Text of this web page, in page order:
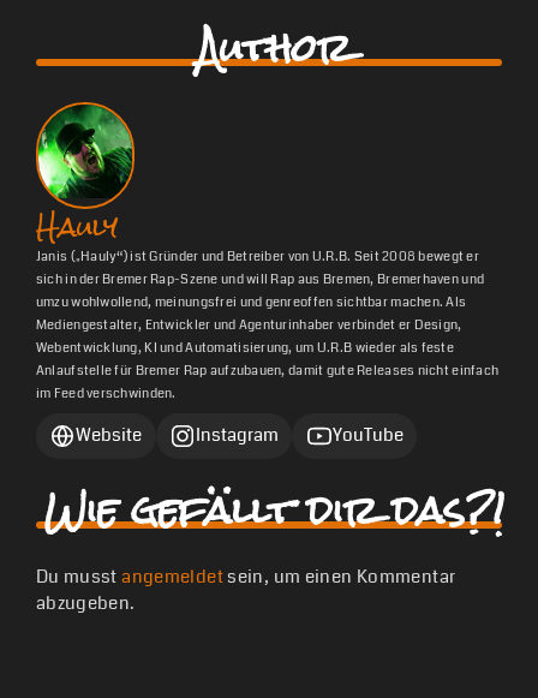
Author
Hauly
Janis („Hauly“) ist Gründer und Betreiber von U.R.B. Seit 2008 bewegt er
sich in der Bremer Rap-Szene und will Rap aus Bremen, Bremerhaven und
umzu wohlwollend, meinungsfrei und genreoffen sichtbar machen. Als
Mediengestalter, Entwickler und Agenturinhaber verbindet er Design,
Webentwicklung, KI und Automatisierung, um U.R.B wieder als feste
Anlaufstelle für Bremer Rap aufzubauen, damit gute Releases nicht einfach
im Feed verschwinden.
Website Instagram YouTube
Wie gefällt dir das?!
Du musstangemeldetsein, um einen Kommentar
abzugeben.